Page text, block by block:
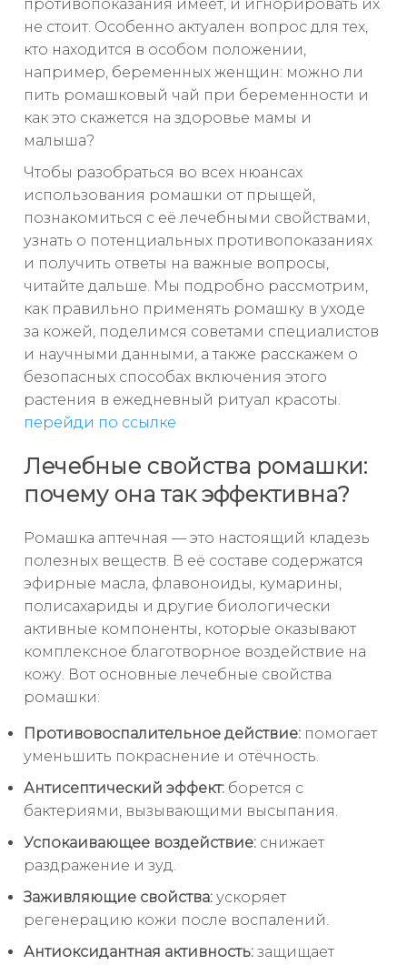
противопоказания имеет, и игнорировать их
не стоит. Особенно актуален вопрос для тех,
кто находится в особом положении,
например, беременных женщин: можно ли
пить ромашковый чай при беременности и
как это скажется на здоровье мамы и
малыша?
Чтобы разобраться во всех нюансах
использования ромашки от прыщей,
познакомиться с её лечебными свойствами,
узнать о потенциальных противопоказаниях
и получить ответы на важные вопросы,
читайте дальше. Мы подробно рассмотрим,
как правильно применять ромашку в уходе
за кожей, поделимся советами специалистов
и научными данными, а также расскажем о
безопасных способах включения этого
растения в ежедневный ритуал красоты.
перейди по ссылке
Лечебные свойства ромашки:
почему она так эффективна?
Ромашка аптечная — это настоящий кладезь
полезных веществ. В её составе содержатся
эфирные масла, флавоноиды, кумарины,
полисахариды и другие биологически
активные компоненты, которые оказывают
комплексное благотворное воздействие на
кожу. Вот основные лечебные свойства
ромашки:
Противовоспалительное действие: помогает
уменьшить покраснение и отёчность.
Антисептический эффект: борется с
бактериями, вызывающими высыпания.
Успокаивающее воздействие: снижает
раздражение и зуд.
Заживляющие свойства: ускоряет
регенерацию кожи после воспалений.
Антиоксидантная активность: защищает